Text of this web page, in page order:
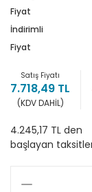
Fiyat
İndirimli
Fiyat
Satış Fiyatı
7.718,49 TL
(KDV DAHİL)
4.245,17 TL den
başlayan